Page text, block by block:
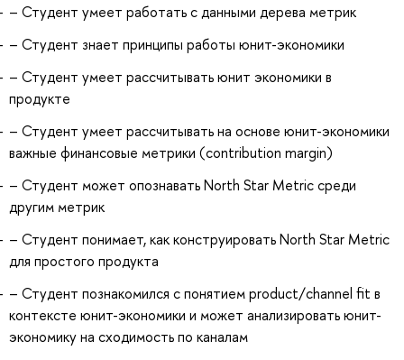
– Студент умеет работать с данными дерева метрик
– Студент знает принципы работы юнит-экономики
– Студент умеет рассчитывать юнит экономики в
продукте
– Студент умеет рассчитывать на основе юнит-экономики
важные финансовые метрики (contribution margin)
– Студент может опознавать North Star Metric среди
другим метрик
– Студент понимает, как конструировать North Star Metric
для простого продукта
– Студент познакомился с понятием product/channel fit в
контексте юнит-экономики и может анализировать юнит-
экономику на сходимость по каналам